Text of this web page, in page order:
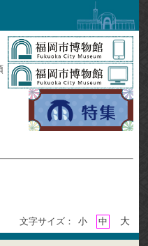
文字サイズ： 小 中 大